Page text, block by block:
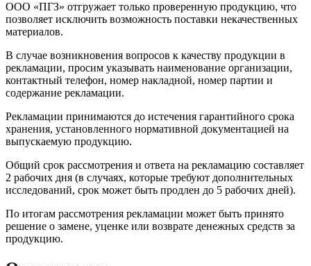
ООО «ПГЗ» отгружает только проверенную продукцию, что
позволяет исключить возможность поставки некачественных
материалов.
В случае возникновения вопросов к качеству продукции в
рекламации, просим указывать наименование организации,
контактный телефон, номер накладной, номер партии и
содержание рекламации.
Рекламации принимаются до истечения гарантийного срока
хранения, установленного нормативной документацией на
выпускаемую продукцию.
Общий срок рассмотрения и ответа на рекламацию составляет
2 рабочих дня (в случаях, которые требуют дополнительных
исследований, срок может быть продлен до 5 рабочих дней).
По итогам рассмотрения рекламации может быть принято
решение о замене, уценке или возврате денежных средств за
продукцию.